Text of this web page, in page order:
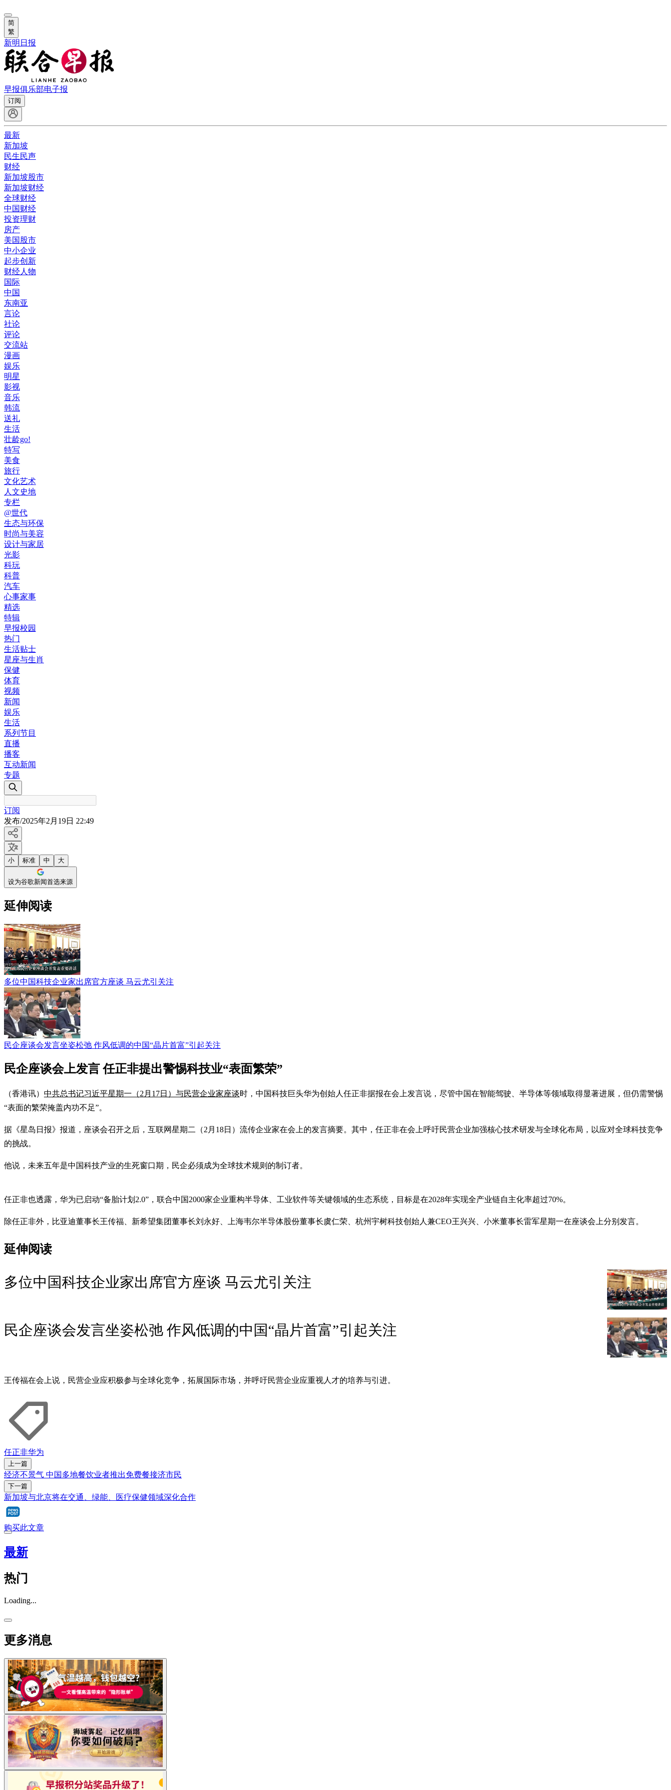
简
繁
新明日报
早报俱乐部电子报
订阅
最新
新加坡
民生民声
财经
新加坡股市
新加坡财经
全球财经
中国财经
投资理财
房产
美国股市
中小企业
起步创新
财经人物
国际
中国
东南亚
言论
社论
评论
交流站
漫画
娱乐
明星
影视
音乐
韩流
送礼
生活
壮龄go!
特写
美食
旅行
文化艺术
人文史地
专栏
@世代
生态与环保
时尚与美容
设计与家居
光影
科玩
科普
汽车
心事家事
精选
特辑
早报校园
热门
生活贴士
星座与生肖
保健
体育
视频
新闻
娱乐
生活
系列节目
直播
播客
互动新闻
专题
订阅
发布/2025年2月19日 22:49
小 标准 中 大
设为谷歌新闻首选来源
延伸阅读
多位中国科技企业家出席官方座谈 马云尤引关注
民企座谈会发言坐姿松弛 作风低调的中国“晶片首富”引起关注
民企座谈会上发言 任正非提出警惕科技业“表面繁荣”
（香港讯） 中共总书记习近平星期一（2月17日）与民营企业家座谈时，中国科技巨头华为创始人任正非据报在会上发言说，尽管中国在智能驾驶、半导体等领域取得显著进展，但仍需警惕
“表面的繁荣掩盖内功不足”。
据《星岛日报》报道，座谈会召开之后，互联网星期二（2月18日）流传企业家在会上的发言摘要。其中，任正非在会上呼吁民营企业加强核心技术研发与全球化布局，以应对全球科技竞争
的挑战。
他说，未来五年是中国科技产业的生死窗口期，民企必须成为全球技术规则的制订者。
任正非也透露，华为已启动“备胎计划2.0”，联合中国2000家企业重构半导体、工业软件等关键领域的生态系统，目标是在2028年实现全产业链自主化率超过70%。
除任正非外，比亚迪董事长王传福、新希望集团董事长刘永好、上海韦尔半导体股份董事长虞仁荣、杭州宇树科技创始人兼CEO王兴兴、小米董事长雷军星期一在座谈会上分别发言。
延伸阅读
多位中国科技企业家出席官方座谈 马云尤引关注
民企座谈会发言坐姿松弛 作风低调的中国“晶片首富”引起关注
王传福在会上说，民营企业应积极参与全球化竞争，拓展国际市场，并呼吁民营企业应重视人才的培养与引进。
任正非华为
上一篇
经济不景气 中国多地餐饮业者推出免费餐接济市民
下一篇
新加坡与北京将在交通、绿能、医疗保健领域深化合作
购买此文章
最新
热门
Loading...
更多消息